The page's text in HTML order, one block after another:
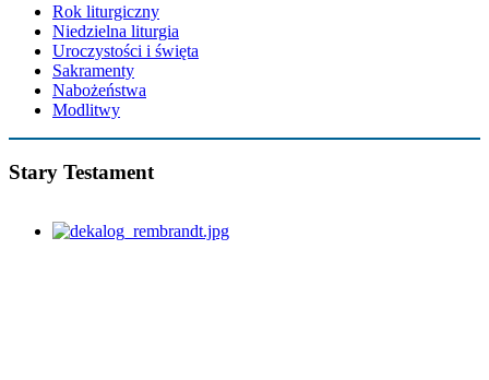
Rok liturgiczny
Niedzielna liturgia
Uroczystości i święta
Sakramenty
Nabożeństwa
Modlitwy
Stary Testament